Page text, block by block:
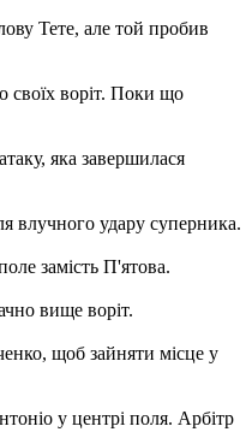
Тете, але той пробив
своїх воріт. Поки що
яка завершилася
влучного удару суперника.
замість П'ятова.
вище воріт.
щоб зайняти місце у
у центрі поля. Арбітр